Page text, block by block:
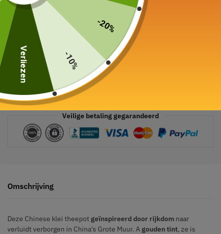
Veilige betaling gegarandeerd
Omschrijving
Deze Chinese klei theepot geïnspireerd door rijkdom naar
verluidt verborgen in China's Grote Muur. A gouden tint, ze is
-20%
-10%
Verliezen